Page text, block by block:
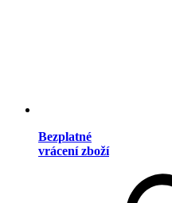
Bezplatné
vrácení zboží